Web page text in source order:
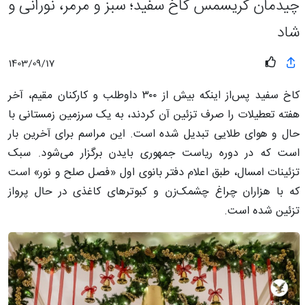
چیدمان کریسمس کاخ سفید؛ سبز و مرمر، نورانی و
شاد
1403/09/17
کاخ سفید پس‌از اینکه بیش از ۳۰۰ داوطلب و کارکنان مقیم، آخر
هفته تعطیلات را صرف تزئین آن کردند، به یک سرزمین زمستانی با
حال و هوای طلایی تبدیل شده است. این مراسم برای آخرین بار
است که در دوره ریاست جمهوری بایدن برگزار می‌شود. سبک
تزئینات امسال، طبق اعلام دفتر بانوی اول «فصل صلح و نور» است
که با هزاران چراغ چشمک‌زن و کبوترهای کاغذی در حال پرواز
تزئین شده است.